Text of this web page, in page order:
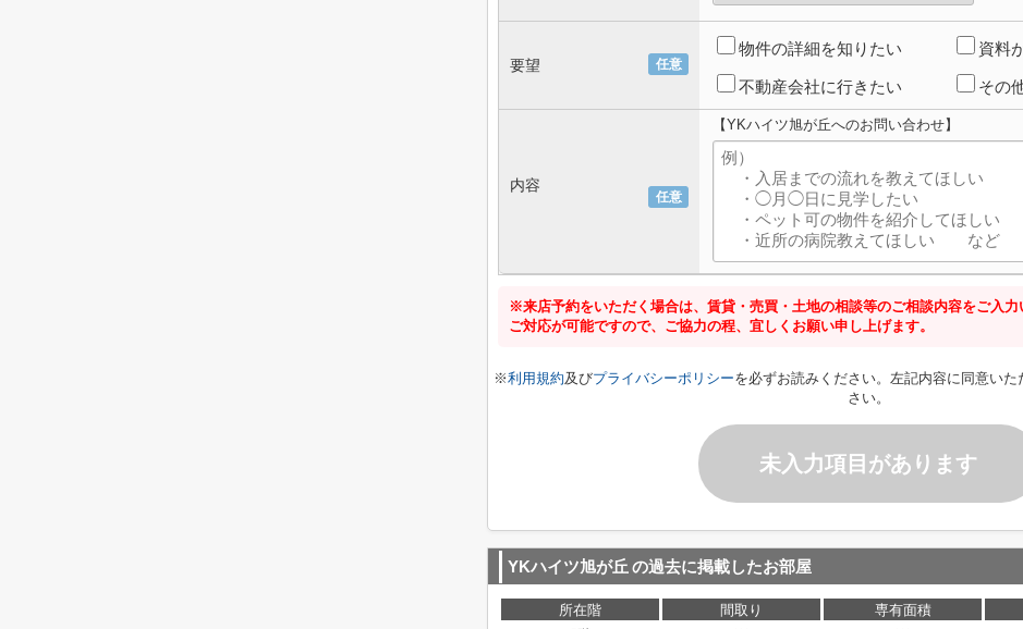
任意
要望
物件の詳細を知りたい 資料
不動産会社に行きたい その
任意
内容
【YKハイツ旭が丘へのお問い合わせ】
※来店予約をいただく場合は、賃貸・売買・土地の相談等のご相談内容をご入
ご対応が可能ですので、ご協力の程、宜しくお願い申し上げます。
※利用規約及びプライバシーポリシーを必ずお読みください。左記内容に同意い
さい。
未入力項目があります
YKハイツ旭が丘 の過去に掲載したお部屋
所在階 間取り 専有面積